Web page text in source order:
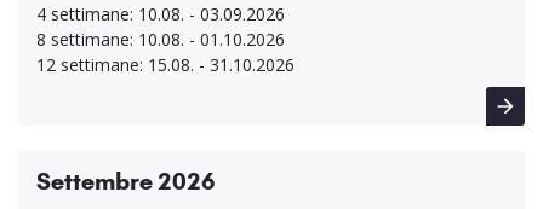
4 settimane: 10.08. - 03.09.2026
8 settimane: 10.08. - 01.10.2026
12 settimane: 15.08. - 31.10.2026
Settembre 2026